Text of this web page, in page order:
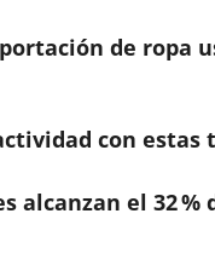
de ropa
con
alcanzan el 32 %